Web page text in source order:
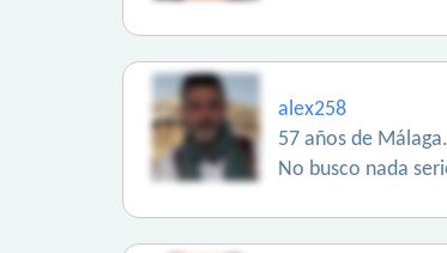
alex258
57 años de Málaga.
No busco nada